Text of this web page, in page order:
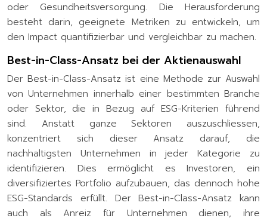
oder Gesundheitsversorgung. Die Herausforderung
besteht darin, geeignete Metriken zu entwickeln, um
den Impact quantifizierbar und vergleichbar zu machen.
Best-in-Class-Ansatz bei der Aktienauswahl
Der Best-in-Class-Ansatz ist eine Methode zur Auswahl
von Unternehmen innerhalb einer bestimmten Branche
oder Sektor, die in Bezug auf ESG-Kriterien führend
sind. Anstatt ganze Sektoren auszuschliessen,
konzentriert sich dieser Ansatz darauf, die
nachhaltigsten Unternehmen in jeder Kategorie zu
identifizieren. Dies ermöglicht es Investoren, ein
diversifiziertes Portfolio aufzubauen, das dennoch hohe
ESG-Standards erfüllt. Der Best-in-Class-Ansatz kann
auch als Anreiz für Unternehmen dienen, ihre